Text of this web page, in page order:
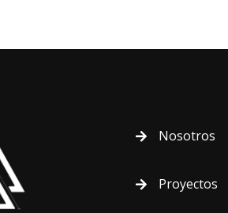
Nosotros
Proyectos